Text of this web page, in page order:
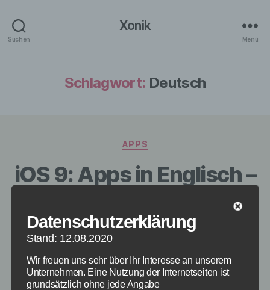
Suchen
Xonik
Menü
Schlagwort: Deutsch
Kategorien
APPS
iOS 9: Apps in Englisch –
Fehler und Probleme
Beitragsautor
Vonredaktion Veröffentlichungsdatum
18. September 2015
Datenschutzerklärung
Stand: 12.08.2020
Wir freuen uns sehr über Ihr Interesse an unserem
Unternehmen. Eine Nutzung der Internetseiten ist
grundsätzlich ohne jede Angabe